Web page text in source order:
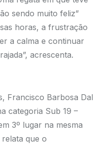
sendo muito feliz”
horas, a frustração
a calma e continuar
acrescenta.
Francisco Barbosa Dal
categoria Sub 19 –
3º lugar na mesma
relata que o